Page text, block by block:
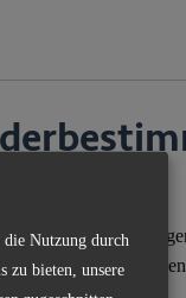
in unserer App
Nutzung durch
zu bieten, unsere